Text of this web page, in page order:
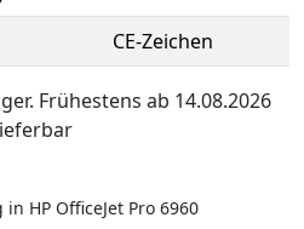
CE-Zeichen
Frühestens ab 14.08.2026
HP OfficeJet Pro 6960